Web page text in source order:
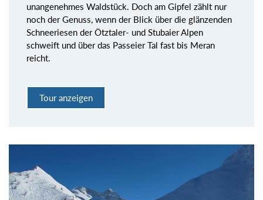
unangenehmes Waldstück. Doch am Gipfel zählt nur
noch der Genuss, wenn der Blick über die glänzenden
Schneeriesen der Ötztaler- und Stubaier Alpen
schweift und über das Passeier Tal fast bis Meran
reicht.
Tour anzeigen